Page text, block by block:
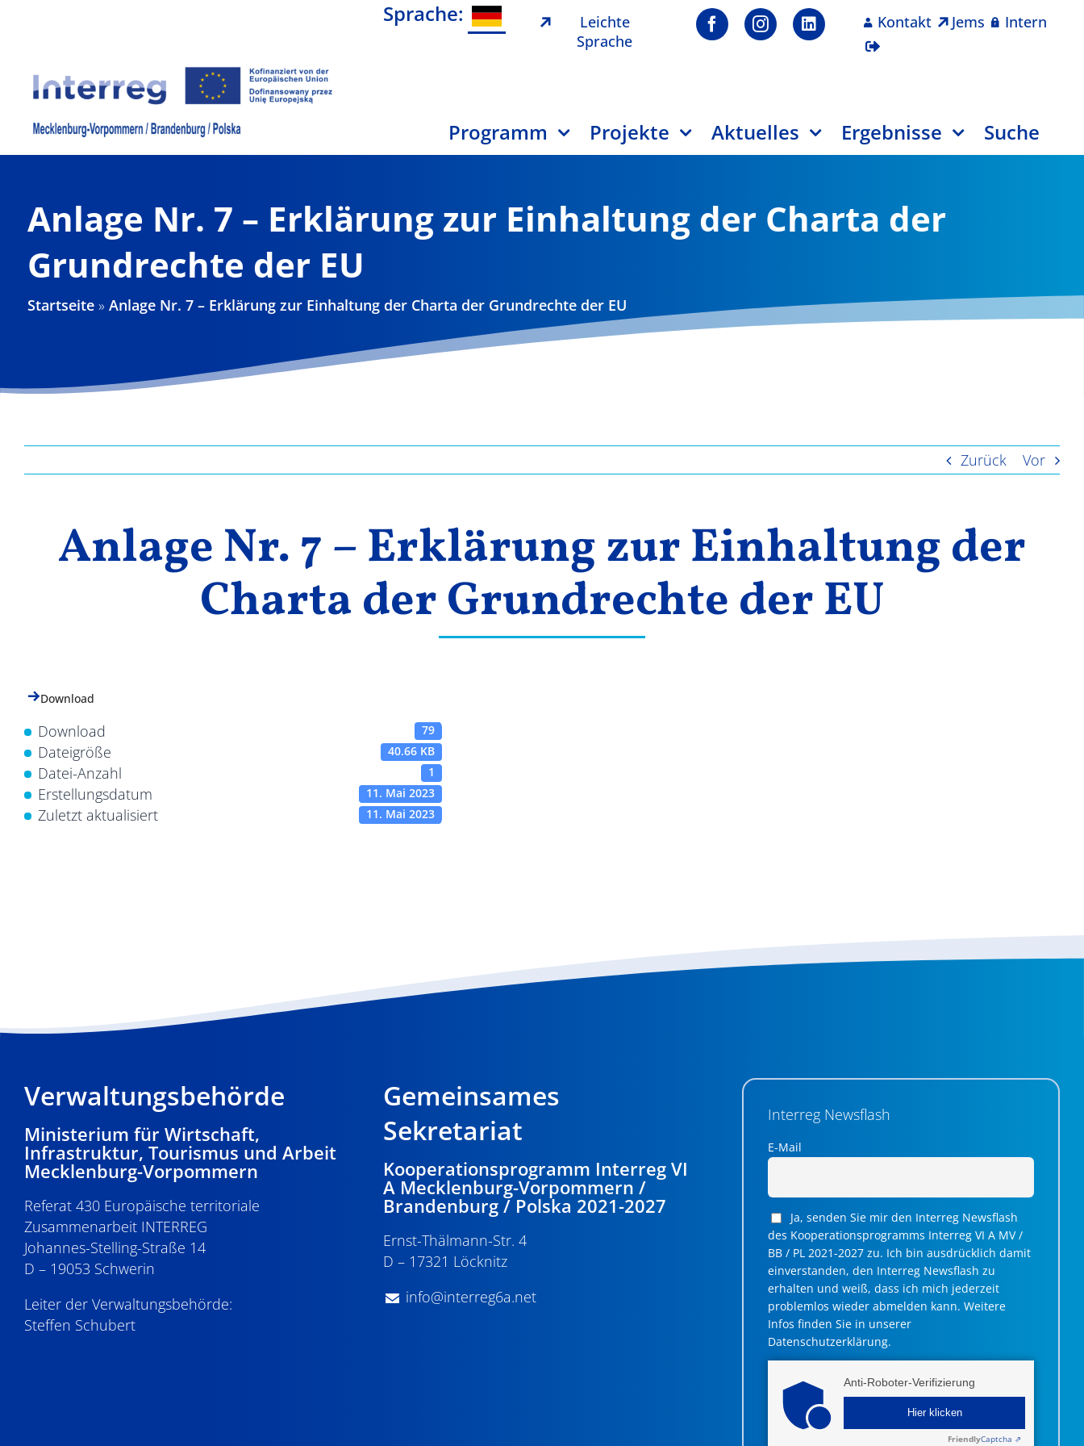
Sprache:
Leichte
Sprache
Kontakt Jems Intern
Programm Projekte Aktuelles Ergebnisse Suche
Anlage Nr. 7 – Erklärung zur Einhaltung der Charta der
Grundrechte der EU
Startseite »Anlage Nr. 7 – Erklärung zur Einhaltung der Charta der Grundrechte der EU
Zurück Vor
Anlage Nr. 7 – Erklärung zur Einhaltung der
Charta der Grundrechte der EU
Download
Download 79
Dateigröße 40.66 KB
Datei-Anzahl 1
Erstellungsdatum 11. Mai 2023
Zuletzt aktualisiert 11. Mai 2023
Verwaltungsbehörde
Ministerium für Wirtschaft,
Infrastruktur, Tourismus und Arbeit
Mecklenburg-Vorpommern
Referat 430 Europäische territoriale
Zusammenarbeit INTERREG
Johannes-Stelling-Straße 14
D – 19053 Schwerin
Leiter der Verwaltungsbehörde:
Steffen Schubert
Gemeinsames
Sekretariat
Kooperationsprogramm Interreg VI
A Mecklenburg-Vorpommern /
Brandenburg / Polska 2021-2027
Ernst-Thälmann-Str. 4
D – 17321 Löcknitz
info@interreg6a.net
Interreg Newsflash
E-Mail
Ja, senden Sie mir den Interreg Newsflash
des Kooperationsprogramms Interreg VI A MV /
BB / PL 2021-2027 zu. Ich bin ausdrücklich damit
einverstanden, den Interreg Newsflash zu
erhalten und weiß, dass ich mich jederzeit
problemlos wieder abmelden kann. Weitere
Infos finden Sie in unserer
Datenschutzerklärung.
Anti-Roboter-Verifizierung
Hier klicken
FriendlyCaptcha ⇗